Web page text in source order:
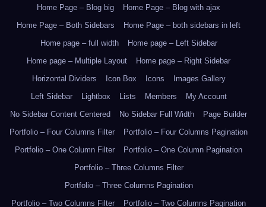
Home Page – Blog big
Home Page – Blog with ajax
Home Page – Both Sidebars
Home Page – both sidebars in left
Home page – full width
Home page – Left Sidebar
Home page – Multiple Layout
Home page – Right Sidebar
Horizontal Dividers
Icon Box Icons
Images Gallery
Left Sidebar
Lightbox Lists Members
My Account
No Sidebar Content Centered
No Sidebar Full Width
Page Builder
Portfolio – Four Columns Filter
Portfolio – Four Columns Pagination
Portfolio – One Column Filter
Portfolio – One Column Pagination
Portfolio – Three Columns Filter
Portfolio – Three Columns Pagination
Portfolio – Two Columns Filter
Portfolio – Two Columns Pagination